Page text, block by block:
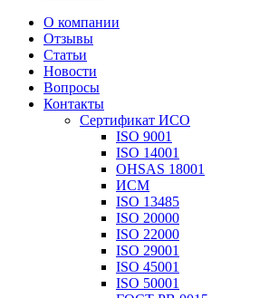
О компании
Отзывы
Статьи
Новости
Вопросы
Контакты
Сертификат ИСО
ISO 9001
ISO 14001
OHSAS 18001
ИСМ
ISO 13485
ISO 20000
ISO 22000
ISO 29001
ISO 45001
ISO 50001